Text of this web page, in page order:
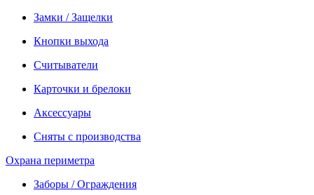
Замки / Защелки
Кнопки выхода
Считыватели
Карточки и брелоки
Аксессуары
Сняты с производства
Охрана периметра
Заборы / Ограждения